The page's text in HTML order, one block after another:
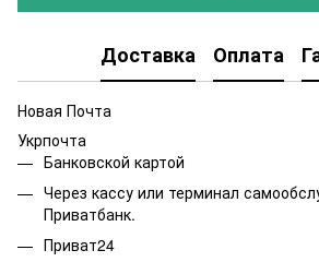
Доставка Оплата
Новая Почта
Укрпочта
Банковской картой
Через кассу или терминал
Приватбанк.
Приват24